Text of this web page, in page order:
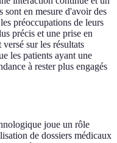
sont en mesure d'avoir des
préoccupations de leurs
précis et une prise en
sur les résultats
les patients ayant une
à rester plus engagés
joue un rôle
de dossiers médicaux